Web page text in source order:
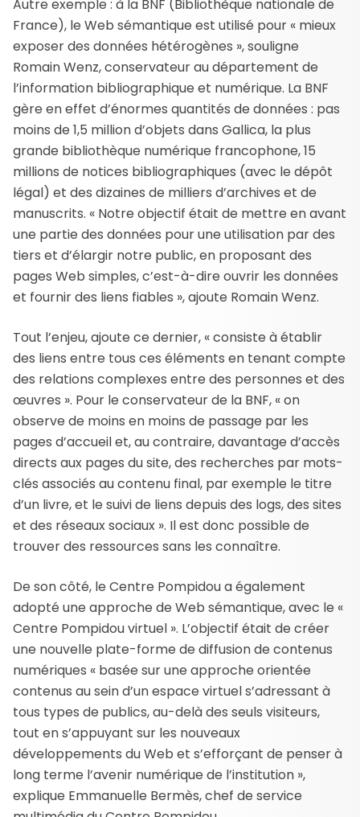
Autre exemple : à la BNF (Bibliothèque nationale de
France), le Web sémantique est utilisé pour « mieux
exposer des données hétérogènes », souligne
Romain Wenz, conservateur au département de
l’information bibliographique et numérique. La BNF
gère en effet d’énormes quantités de données : pas
moins de 1,5 million d’objets dans Gallica, la plus
grande bibliothèque numérique francophone, 15
millions de notices bibliographiques (avec le dépôt
légal) et des dizaines de milliers d’archives et de
manuscrits. « Notre objectif était de mettre en avant
une partie des données pour une utilisation par des
tiers et d’élargir notre public, en proposant des
pages Web simples, c’est-à-dire ouvrir les données
et fournir des liens fiables », ajoute Romain Wenz.
Tout l’enjeu, ajoute ce dernier, « consiste à établir
des liens entre tous ces éléments en tenant compte
des relations complexes entre des personnes et des
œuvres ». Pour le conservateur de la BNF, « on
observe de moins en moins de passage par les
pages d’accueil et, au contraire, davantage d’accès
directs aux pages du site, des recherches par mots-
clés associés au contenu final, par exemple le titre
d’un livre, et le suivi de liens depuis des logs, des sites
et des réseaux sociaux ». Il est donc possible de
trouver des ressources sans les connaître.
De son côté, le Centre Pompidou a également
adopté une approche de Web sémantique, avec le «
Centre Pompidou virtuel ». L’objectif était de créer
une nouvelle plate-forme de diffusion de contenus
numériques « basée sur une approche orientée
contenus au sein d’un espace virtuel s’adressant à
tous types de publics, au-delà des seuls visiteurs,
tout en s’appuyant sur les nouveaux
développements du Web et s’efforçant de penser à
long terme l’avenir numérique de l’institution »,
explique Emmanuelle Bermès, chef de service